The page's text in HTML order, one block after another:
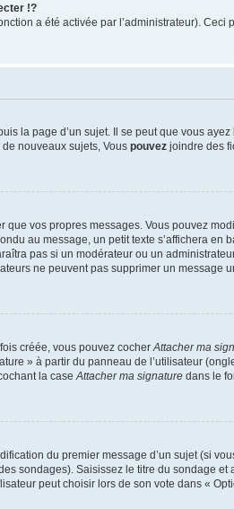
!?
a été activée par l’administrateur).
la page d’un sujet. Il se peut que vous
de nouveaux sujets, Vous pouvez joindre des
vos propres messages. Vous pouvez
au message, un petit texte s’affichera en
pas si un modérateur ou un
ne peuvent pas supprimer un message
créée, vous pouvez cocher Attacher ma
» à partir du panneau de l’utilisateur
la case Attacher ma signature dans le
du premier message d’un sujet (si
sondages). Saisissez le titre du sondage
peut choisir lors de son vote dans «